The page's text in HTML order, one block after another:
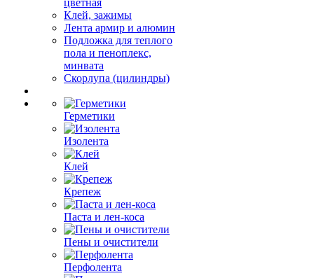
цветная
Клей, зажимы
Лента армир и алюмин
Подложка для теплого
пола и пеноплекс,
минвата
Скорлупа (цилиндры)
Герметики
Изолента
Клей
Крепеж
Паста и лен-коса
Пены и очистители
Перфолента